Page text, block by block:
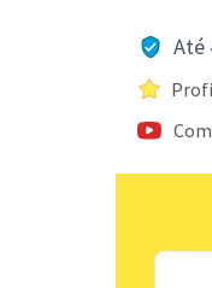
Até